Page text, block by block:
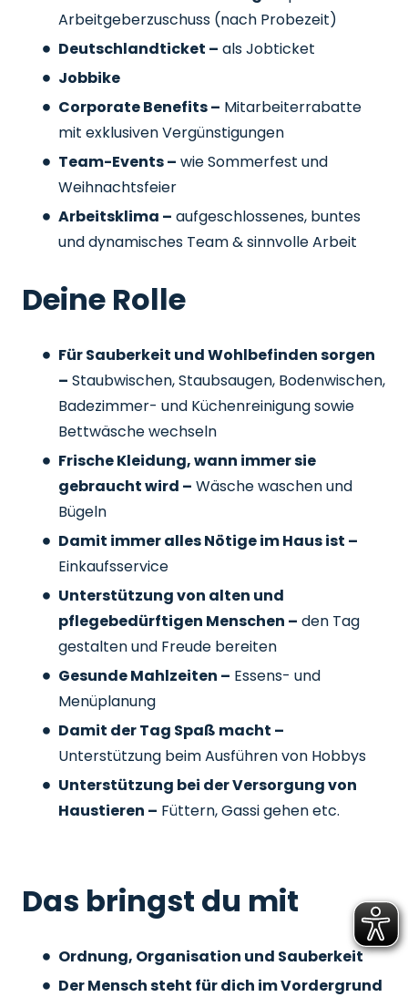
Arbeitgeberzuschuss (nach Probezeit)
Deutschlandticket – als Jobticket
Jobbike
Corporate Benefits – Mitarbeiterrabatte
mit exklusiven Vergünstigungen
Team-Events – wie Sommerfest und
Weihnachtsfeier
Arbeitsklima – aufgeschlossenes, buntes
und dynamisches Team & sinnvolle Arbeit
Deine Rolle
Für Sauberkeit und Wohlbefinden sorgen
– Staubwischen, Staubsaugen, Bodenwischen,
Badezimmer- und Küchenreinigung sowie
Bettwäsche wechseln
Frische Kleidung, wann immer sie
gebraucht wird – Wäsche waschen und
Bügeln
Damit immer alles Nötige im Haus ist –
Einkaufsservice
Unterstützung von alten und
pflegebedürftigen Menschen – den Tag
gestalten und Freude bereiten
Gesunde Mahlzeiten – Essens- und
Menüplanung
Damit der Tag Spaß macht –
Unterstützung beim Ausführen von Hobbys
Unterstützung bei der Versorgung von
Haustieren – Füttern, Gassi gehen etc.
Das bringst du mit
Ordnung, Organisation und Sauberkeit
Der Mensch steht für dich im Vordergrund